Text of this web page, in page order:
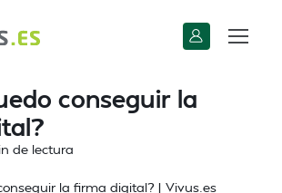
conseguir la
de lectura